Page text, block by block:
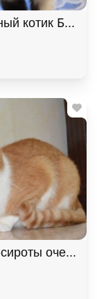
котик
очень